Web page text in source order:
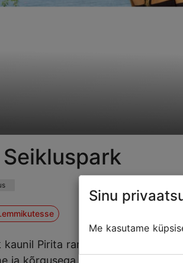
kaunil Pirita rannal on hea koht
ja kõrgusega rada, mille
Sinu
Me kasutame